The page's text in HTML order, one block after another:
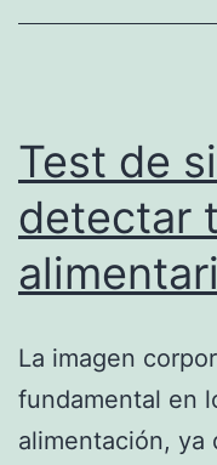
Test de
detectar
La imagen
fundamental en
alimentación, ya